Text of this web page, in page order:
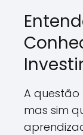
A
mas sim